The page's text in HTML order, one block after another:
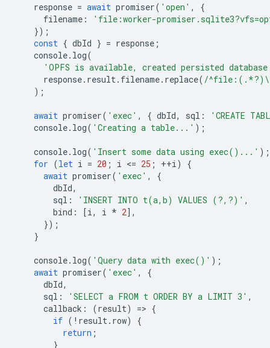
response = await promiser( 'open' ,
{
filename :
'file:worker-
});
const { dbId } = response ;
console. log(
'OPFS is available, created persisted
response. result. filename. replace( /
);
await promiser( 'exec' , { dbId, sql :
'CREATE
console. log( 'Creating a table...' );
console. log( 'Insert some data using exec()...' );
for (let i = 20 ; i <= 25 ; ++i)
{
await promiser( 'exec' ,
{
dbId,
sql : 'INSERT INTO t(a,b) VALUES (?,?)' ,
bind : [i, i * 2],
});
}
console. log( 'Query data with exec()' );
await promiser( 'exec' ,
{
dbId,
sql : 'SELECT a FROM t ORDER BY a LIMIT 3' ,
callback : (result) => {
if ( ! result. row)
{
return ;
}